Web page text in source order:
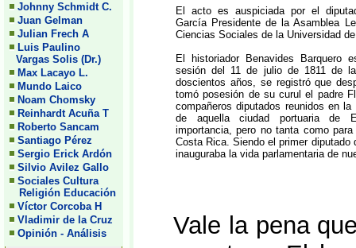
Johnny Schmidt C.
Juan Gelman
Julian Frech A
Luis Paulino
Vargas Solis (Dr.)
Max Lacayo L.
Mundo Laico
Noam Chomsky
Reinhardt Acuña T
Roberto Sancam
Santiago Pérez
Sergio Erick Ardón
Silvio Avilez Gallo
Sociales Cultura
Religión Educación
Víctor Corcoba H
Vladimir de la Cruz
Opinión - Análisis
El acto es auspiciada por el
García Presidente de la Asamblea
Ciencias Sociales de la Universidad
El historiador Benavides Barquero
sesión del 11 de julio de 1811 de
doscientos años, se registró que
tomó posesión de su curul el padre
compañeros diputados reunidos en
de aquella ciudad portuaria de
importancia, pero no tanta como
Costa Rica. Siendo el primer diputado
inauguraba la vida parlamentaria de
Vale la pena